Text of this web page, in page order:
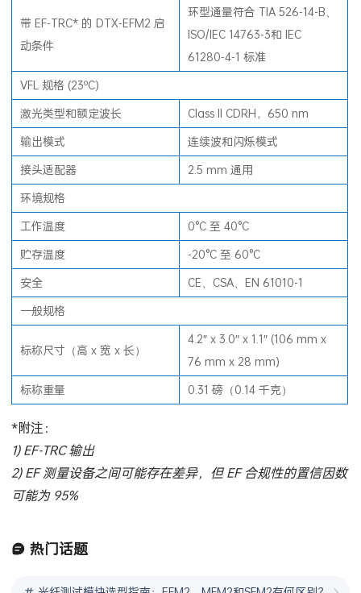
带 EF-TRC* 的 DTX-EFM2 启
动条件
环型通量符合 TIA 526-14-B、
ISO/IEC 14763-3和 IEC
61280-4-1 标准
VFL 规格 (23ºC)
激光类型和额定波长
Class II CDRH，650 nm
输出模式
连续波和闪烁模式
接头适配器
2.5 mm 通用
环境规格
工作温度
0°C 至 40°C
贮存温度
-20°C 至 60°C
安全
CE、CSA、EN 61010-1
一般规格
标称尺寸（高 x 宽 x 长）
4.2″ x 3.0″ x 1.1″ (106 mm x
76 mm x 28 mm)
标称重量
0.31 磅（0.14 千克）
*附注：
1) EF-TRC 输出
2) EF 测量设备之间可能存在差异，但 EF 合规性的置信因数
可能为 95%
热门话题